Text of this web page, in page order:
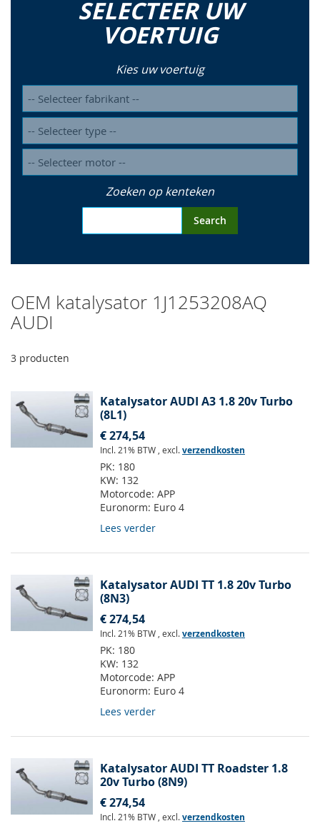
SELECTEER UW
VOERTUIG
Kies uw voertuig
Zoeken op kenteken
Search
OEM katalysator 1J1253208AQ
AUDI
3 producten
Katalysator AUDI A3 1.8 20v Turbo
(8L1)
€ 274,54
Incl. 21% BTW , excl.verzendkosten
PK: 180
KW: 132
Motorcode: APP
Euronorm: Euro 4
Lees verder
Katalysator AUDI TT 1.8 20v Turbo
(8N3)
€ 274,54
Incl. 21% BTW , excl.verzendkosten
PK: 180
KW: 132
Motorcode: APP
Euronorm: Euro 4
Lees verder
Katalysator AUDI TT Roadster 1.8
20v Turbo (8N9)
€ 274,54
Incl. 21% BTW , excl.verzendkosten